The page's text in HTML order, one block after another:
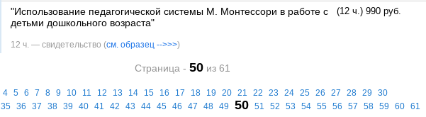
"Использование педагогической системы М. Монтессори в работе с
детьми дошкольного возраста"
12 ч. — свидетельство (см. образец -->>>)
(12 ч.) 990 руб.
Страница - 50из 61
4 5 6 7 8 9 10 11 12 13 14 15 16 17 18 19 20 21 22 23 24 25 26 27 28 29
30
35 36 37 38 39 40 41 42 43 44 45 46 47 48 49 50 51 52 53 54 55 56 57 58 59 60 61